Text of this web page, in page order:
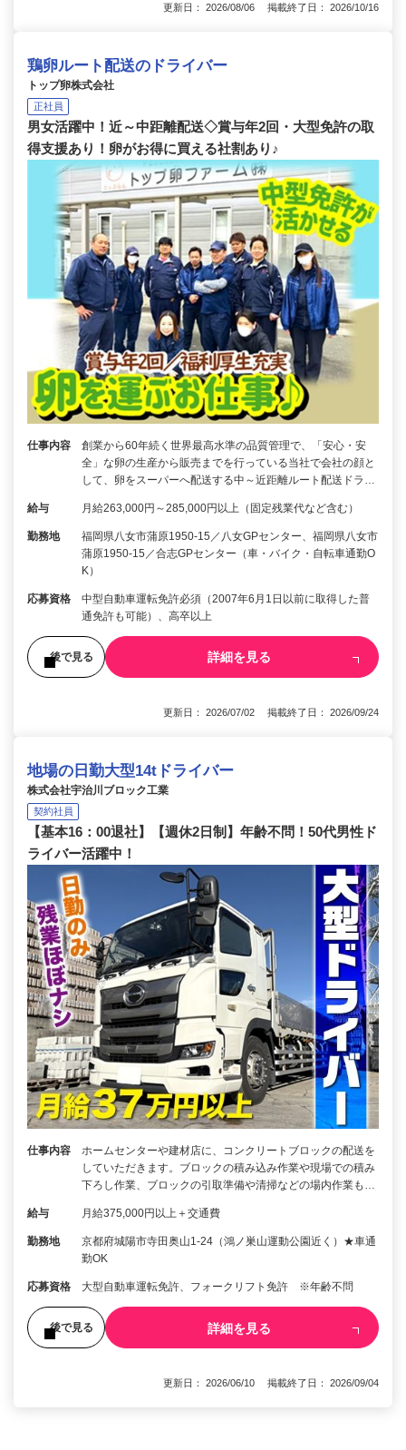
更新日： 2026/08/06 掲載終了日： 2026/10/16
鶏卵ルート配送のドライバー
トップ卵株式会社
正社員
男女活躍中！近～中距離配送◇賞与年2回・大型免許の取
得支援あり！卵がお得に買える社割あり♪
仕事内容
創業から60年続く世界最高水準の品質管理で、「安心・安
全」な卵の生産から販売までを行っている当社で会社の顔と
して、卵をスーパーへ配送する中～近距離ルート配送ドラ…
給与 月給263,000円～285,000円以上（固定残業代など含む）
勤務地
福岡県八女市蒲原1950-15／八女GPセンター、福岡県八女市
蒲原1950-15／合志GPセンター（車・バイク・自転車通勤O
K）
応募資格
中型自動車運転免許必須（2007年6月1日以前に取得した普
通免許も可能）、高卒以上
後で見る 詳細を見る
更新日： 2026/07/02 掲載終了日： 2026/09/24
地場の日勤大型14tドライバー
株式会社宇治川ブロック工業
契約社員
【基本16：00退社】【週休2日制】年齢不問！50代男性ド
ライバー活躍中！
仕事内容
ホームセンターや建材店に、コンクリートブロックの配送を
していただきます。ブロックの積み込み作業や現場での積み
下ろし作業、ブロックの引取準備や清掃などの場内作業も…
給与 月給375,000円以上＋交通費
勤務地
京都府城陽市寺田奥山1-24（鴻ノ巣山運動公園近く）★車通
勤OK
応募資格 大型自動車運転免許、フォークリフト免許 ※年齢不問
後で見る 詳細を見る
更新日： 2026/06/10 掲載終了日： 2026/09/04